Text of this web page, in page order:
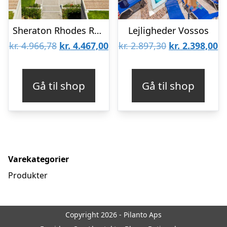
Sheraton Rhodes Resort Hotel
kr.4.966,78 Den
var:
kr. 4.966,78.
kr. 4.467,00Den
kr. 4.467,00.
Gå til shop
Lejligheder Vossos
kr.2.897,30 Den
var:
kr. 2.897,30.
kr. 2.398,00
Gå til shop
Varekategorier
Produkter
Copyright 2026 - Pilanto Aps